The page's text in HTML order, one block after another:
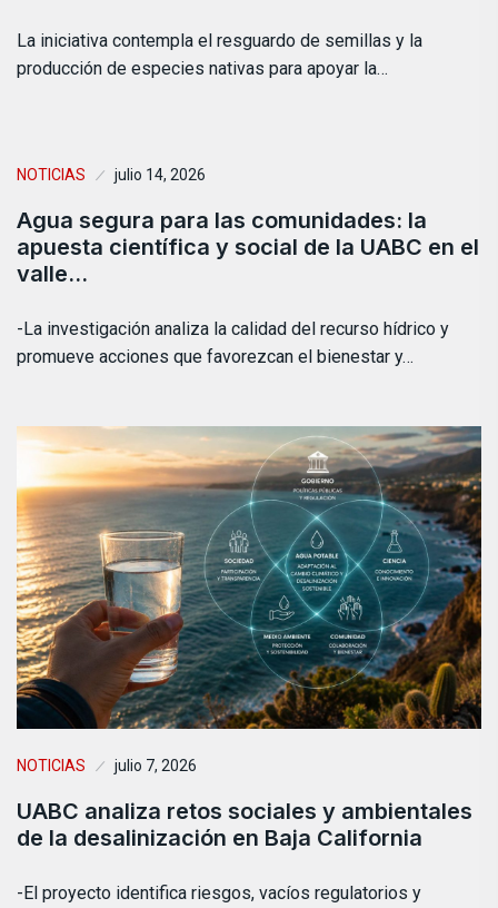
La iniciativa contempla el resguardo de semillas y la
producción de especies nativas para apoyar la…
NOTICIAS julio 14, 2026
Agua segura para las comunidades: la
apuesta científica y social de la UABC en el
valle…
-La investigación analiza la calidad del recurso hídrico y
promueve acciones que favorezcan el bienestar y…
NOTICIAS julio 7, 2026
UABC analiza retos sociales y ambientales
de la desalinización en Baja California
-El proyecto identifica riesgos, vacíos regulatorios y